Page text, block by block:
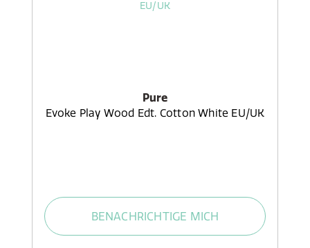
Pure
Evoke Play Wood Edt. Cotton White EU/UK
BENACHRICHTIGE MICH